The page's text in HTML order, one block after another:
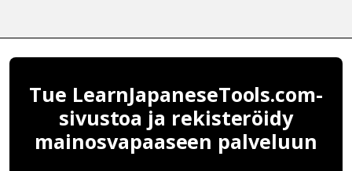
Tue LearnJapaneseTools.com-
sivustoa ja rekisteröidy
mainosvapaaseen palveluun